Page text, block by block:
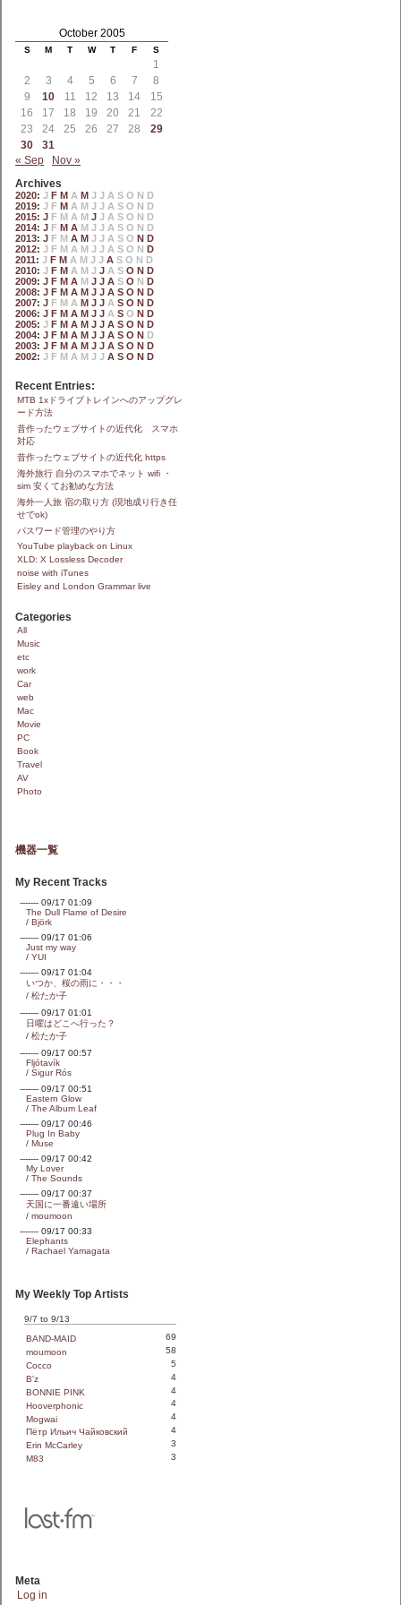
October 2005
S M T W T F S
1
2
3 4 5 6 7
8
9
10 11 12 13 14
15
16
17 18 19 20 21
22
23
24 25 26 27 28
29
30
31
« Sep
Nov »
Archives
2020: J F M A M J J A S O N D
2019: J F M A M J J A S O N D
2015: J F M A M J J A S O N D
2014: J F M A M J J A S O N D
2013: J F M A M J J A S O N D
2012: J F M A M J J A S O N D
2011: J F M A M J J A S O N D
2010: J F M A M J J A S O N D
2009: J F M A M J J A S O N D
2008: J F M A M J J A S O N D
2007: J F M A M J J A S O N D
2006: J F M A M J J A S O N D
2005: J F M A M J J A S O N D
2004: J F M A M J J A S O N D
2003: J F M A M J J A S O N D
2002: J F M A M J J A S O N D
Recent Entries:
MTB 1xドライブトレインへのアップグレ
ード方法
昔作ったウェブサイトの近代化 スマホ
対応
昔作ったウェブサイトの近代化 https
海外旅行 自分のスマホでネット wifi ・
sim 安くてお勧めな方法
海外一人旅 宿の取り方 (現地成り行き任
せでok)
パスワード管理のやり方
YouTube playback on Linux
XLD: X Lossless Decoder
noise with iTunes
Eisley and London Grammar live
Categories
All
Music
etc
work
Car
web
Mac
Movie
PC
Book
Travel
AV
Photo
機器一覧
My Recent Tracks
------- 09/17 01:09
The Dull Flame of Desire
/ Björk
------- 09/17 01:06
Just my way
/ YUI
------- 09/17 01:04
いつか、桜の雨に・・・
/ 松たか子
------- 09/17 01:01
日曜はどこへ行った？
/ 松たか子
------- 09/17 00:57
Fljótavík
/ Sigur Rós
------- 09/17 00:51
Eastern Glow
/ The Album Leaf
------- 09/17 00:46
Plug In Baby
/ Muse
------- 09/17 00:42
My Lover
/ The Sounds
------- 09/17 00:37
天国に一番遠い場所
/ moumoon
------- 09/17 00:33
Elephants
/ Rachael Yamagata
My Weekly Top Artists
9/7 to 9/13
BAND-MAID
69
moumoon
58
Cocco
5
B'z
4
BONNIE PINK
4
Hooverphonic
4
Mogwai
4
Пётр Ильич Чайковский
4
Erin McCarley
3
M83
3
Meta
Log in